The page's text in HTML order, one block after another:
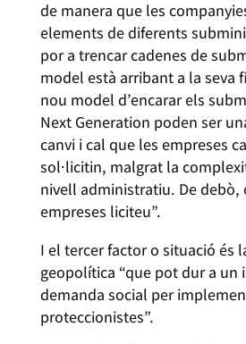
de manera que les
elements de diferents
por a trencar cadenes de
model està arribant a la seva
nou model d’encarar els
Next Generation poden ser
canvi i cal que les empreses
sol·licitin, malgrat la
nivell administratiu. De debò,
empreses liciteu”.
I el tercer factor o situació és
geopolítica “que pot dur a un
demanda social per
proteccionistes”.